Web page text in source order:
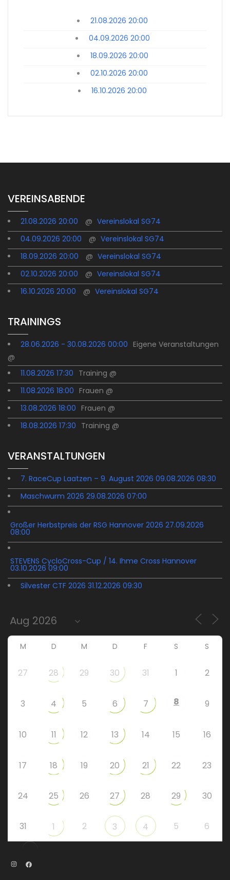
21.08.2026 20:00
04.09.2026 20:00
18.09.2026 20:00
02.10.2026 20:00
16.10.2026 20:00
VEREINSABENDE
21.08.2026 20:00 @ Vereinslokal SG74
04.09.2026 20:00
@ Vereinslokal SG74
18.09.2026 20:00
@ Vereinslokal SG74
02.10.2026 20:00
@ Vereinslokal SG74
16.10.2026 20:00
@ Vereinslokal SG74
TRAININGS
28.06.2026 - 30.08.2026 00:00 Eigene Veranstaltungen
@
11.08.2026 17:30 Training @
11.08.2026 18:00 Frauen @
13.08.2026 18:00 Frauen @
18.08.2026 17:30 Training @
VERANSTALTUNGEN
7. RaceCup Laatzen – 9. August 2026 09.08.2026 08:30
Maschwurm 2026 29.08.2026 07:00
Großer Herbstpreis der RSG Hannover 2026 27.09.2026
08:00
STEVENS CycloCross-Cup / 14. Ihme Cross Hannover
03.10.2026 09:00
Silvester CTF 2026 31.12.2026 09:30
M D M D F S S
27 28 29 30 31 1 2
3 4 5 6 7 8 9
10 11 12 13 14 15 16
17 18 19 20 21 22 23
24 25 26 27 28 29 30
31 1 2 3 4 5 6